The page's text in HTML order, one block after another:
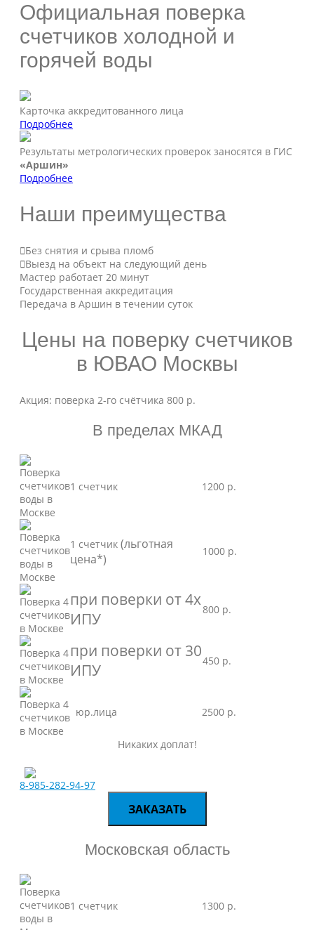
Официальная поверка
счетчиков холодной и
горячей воды
Карточка аккредитованного лица
Подробнее
Результаты метрологических проверок заносятся в ГИС
«Аршин»
Подробнее
Наши преимущества
Без снятия и срыва пломб
Выезд на объект на следующий день
Мастер работает 20 минут
Государственная аккредитация
Передача в Аршин в течении суток
Цены на поверку счетчиков
в ЮВАО Москвы
Акция: поверка 2-го счётчика 800 р.
В пределах МКАД
1 счетчик 1200 р.
1 счетчик (льготная
цена*)
1000 р.
при поверки от 4х
ИПУ
800 р.
при поверки от 30
ИПУ
450 р.
юр.лица 2500 р.
Никаких доплат!
8-985-282-94-97
ЗАКАЗАТЬ
Московская область
1 счетчик 1300 р.